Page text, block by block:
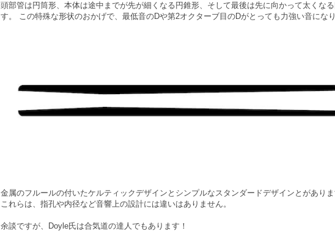
頭部管は円筒形、本体は途中までが先が細くなる円錐形、そして最後は先に向かって太くな
す。 この特殊な形状のおかげで、最低音のDや第2オクターブ目のDがとっても力強い音になり
金属のフルールの付いたケルティックデザインとシンプルなスタンダードデザインとがありま
これらは、指孔や内径など音響上の設計には違いはありません。
余談ですが、Doyle氏は合気道の達人でもあります！